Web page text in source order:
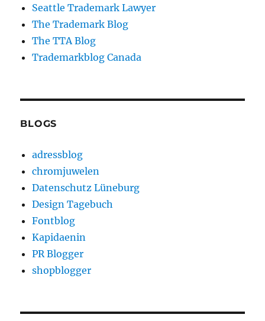
Seattle Trademark Lawyer
The Trademark Blog
The TTA Blog
Trademarkblog Canada
BLOGS
adressblog
chromjuwelen
Datenschutz Lüneburg
Design Tagebuch
Fontblog
Kapidaenin
PR Blogger
shopblogger